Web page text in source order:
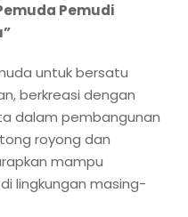
Pemudi
untuk bersatu
berkreasi dengan
dalam pembangunan
royong dan
mampu
lingkungan masing-